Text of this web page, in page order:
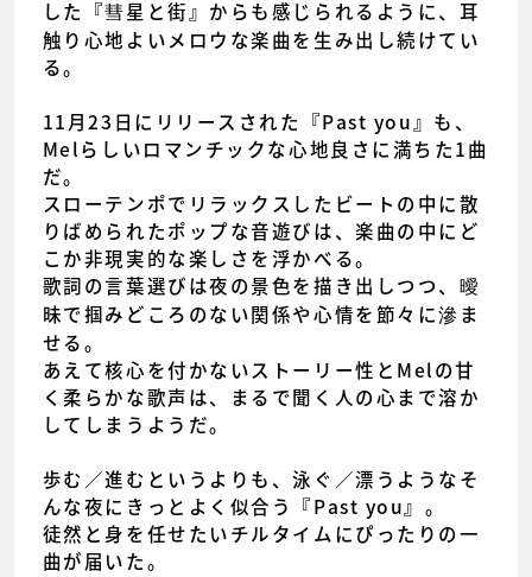
した『彗星と街』からも感じられるように、耳
触り心地よいメロウな楽曲を生み出し続けてい
る。
11月23日にリリースされた『Past you』も、
Melらしいロマンチックな心地良さに満ちた1曲
だ。
スローテンポでリラックスしたビートの中に散
りばめられたポップな音遊びは、楽曲の中にど
こか非現実的な楽しさを浮かべる。
歌詞の言葉選びは夜の景色を描き出しつつ、曖
昧で掴みどころのない関係や心情を節々に滲ま
せる。
あえて核心を付かないストーリー性とMelの甘
く柔らかな歌声は、まるで聞く人の心まで溶か
してしまうようだ。
歩む／進むというよりも、泳ぐ／漂うようなそ
んな夜にきっとよく似合う『Past you』。
徒然と身を任せたいチルタイムにぴったりの一
曲が届いた。